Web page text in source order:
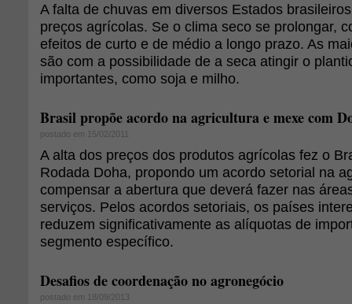
A falta de chuvas em diversos Estados
preços agrícolas. Se o clima seco se prolongar,
efeitos de curto e de médio a longo prazo. As
são com a possibilidade de a seca atingir o
importantes, como soja e milho.
Brasil propõe acordo na agricultura e mexe com
postado em 15/02/2011
A alta dos preços dos produtos agrícolas fez o
Rodada Doha, propondo um acordo setorial na
compensar a abertura que deverá fazer nas
serviços. Pelos acordos setoriais, os países
reduzem significativamente as alíquotas de
segmento específico.
Desafios de coordenação no agronegócio
postado em 18/09/2013